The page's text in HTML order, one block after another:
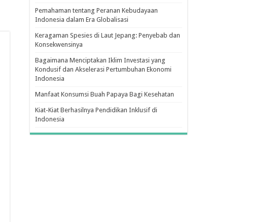
Pemahaman tentang Peranan Kebudayaan
Indonesia dalam Era Globalisasi
Keragaman Spesies di Laut Jepang: Penyebab dan
Konsekwensinya
Bagaimana Menciptakan Iklim Investasi yang
Kondusif dan Akselerasi Pertumbuhan Ekonomi
Indonesia
Manfaat Konsumsi Buah Papaya Bagi Kesehatan
Kiat-Kiat Berhasilnya Pendidikan Inklusif di
Indonesia